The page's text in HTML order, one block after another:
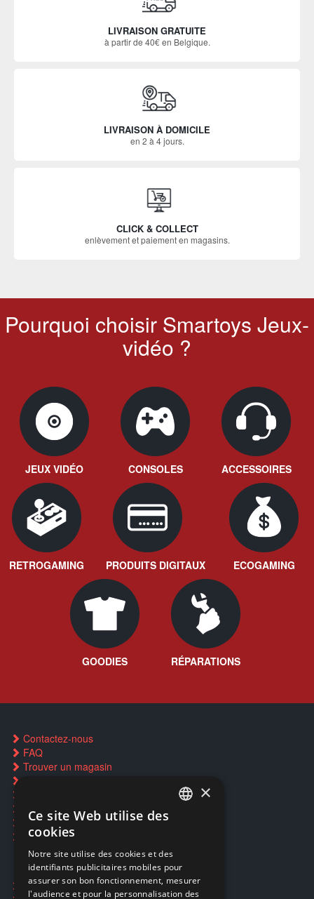
LIVRAISON GRATUITE
à partir de 40€ en Belgique.
LIVRAISON À DOMICILE
en 2 à 4 jours.
CLICK & COLLECT
enlèvement et paiement en magasins.
Pourquoi choisir Smartoys Jeux-
vidéo ?
JEUX VIDÉO CONSOLES ACCESSOIRES
RETROGAMING PRODUITS DIGITAUX ECOGAMING
GOODIES RÉPARATIONS
Contactez-nous
FAQ
Trouver un magasin
Restauration CD griffés
Réparations & SAV
Smartpoints
Ecogaming
ENGLISH
×
Ce site Web utilise des
cookies
Notre site utilise des cookies et des
identifiants publicitaires mobiles pour
assurer son bon fonctionnement, mesurer
l'audience et pour la personnalisation des